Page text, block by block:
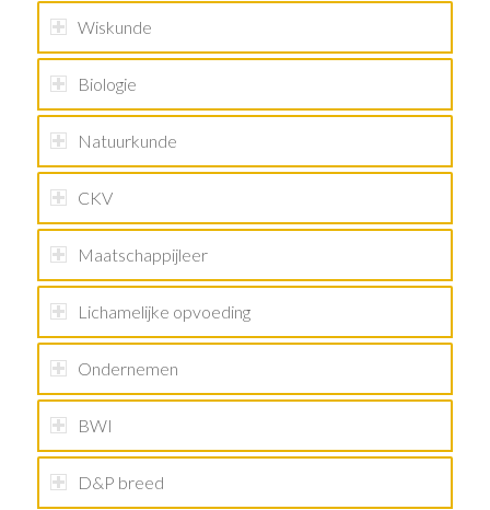
Wiskunde
Biologie
Natuurkunde
CKV
Maatschappijleer
Lichamelijke opvoeding
Ondernemen
BWI
D&P breed